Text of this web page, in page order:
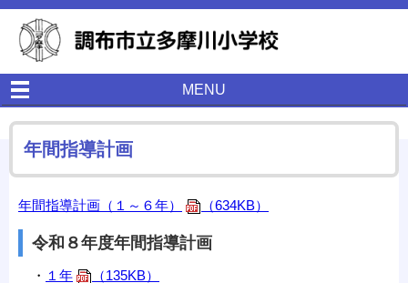
MENU
年間指導計画
年間指導計画（１～６年） （634KB）
令和８年度年間指導計画
・ １年 （135KB）